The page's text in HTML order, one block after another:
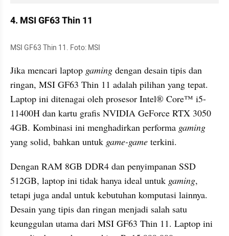
4. MSI GF63 Thin 11
MSI GF63 Thin 11. Foto: MSI
Jika mencari laptop gaming dengan desain tipis dan
ringan, MSI GF63 Thin 11 adalah pilihan yang tepat.
Laptop ini ditenagai oleh prosesor Intel® Core™ i5-
11400H dan kartu grafis NVIDIA GeForce RTX 3050
4GB. Kombinasi ini menghadirkan performa gaming
yang solid, bahkan untuk game-game terkini.
Dengan RAM 8GB DDR4 dan penyimpanan SSD
512GB, laptop ini tidak hanya ideal untuk gaming,
tetapi juga andal untuk kebutuhan komputasi lainnya.
Desain yang tipis dan ringan menjadi salah satu
keunggulan utama dari MSI GF63 Thin 11. Laptop ini